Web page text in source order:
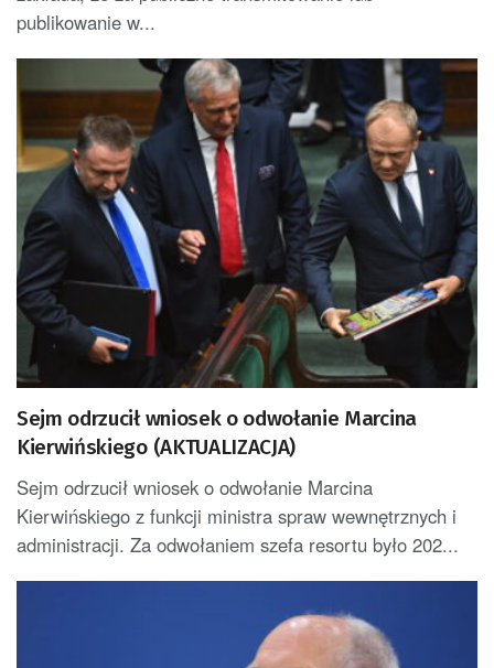
publikowanie w...
Sejm odrzucił wniosek o odwołanie Marcina
Kierwińskiego (AKTUALIZACJA)
Sejm odrzucił wniosek o odwołanie Marcina
Kierwińskiego z funkcji ministra spraw wewnętrznych i
administracji. Za odwołaniem szefa resortu było 202...